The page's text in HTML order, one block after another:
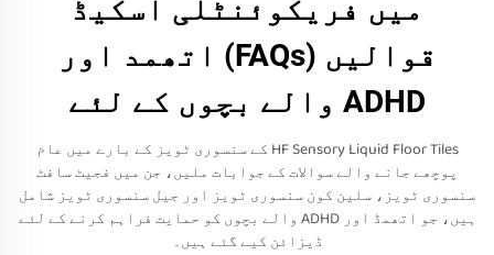
میں فریکوئنٹلی اسکیڈ
قوالیں (FAQs) اتھمد اور
ADHD والے بچوں کے لئے
HF Sensory Liquid Floor Tiles کے سنسوری ٹویز کے بارے میں عام
پوچھے جانے والے سوالات کے جوابات ملیں، جن میں فجیٹ سافٹ
سنسوری ٹویز، سلین کون سنسوری ٹویز اور جیل سنسوری ٹویز شامل
ہیں، جو اتھمڈ اور ADHD والے بچوں کو حمایت فراہم کرنے کے لئے
ڈیزائن کیے گئے ہیں۔